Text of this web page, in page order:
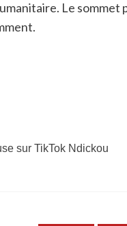
Le
sur TikTok Ndickou